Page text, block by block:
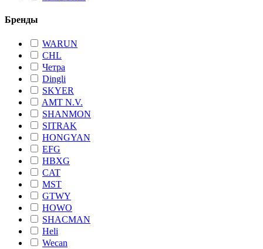
Бренды
WARUN
CHL
Четра
Dingli
SKYER
AMT N.V.
SHANMON
SITRAK
HONGYAN
EFG
HBXG
CAT
MST
GTWY
HOWO
SHACMAN
Heli
Wecan